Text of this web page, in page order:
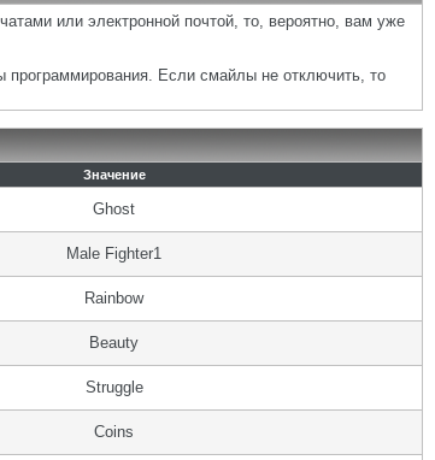
или электронной почтой, то, вероятно, вам уже
Если смайлы не отключить, то
Значение
Ghost
Male Fighter1
Rainbow
Beauty
Struggle
Coins